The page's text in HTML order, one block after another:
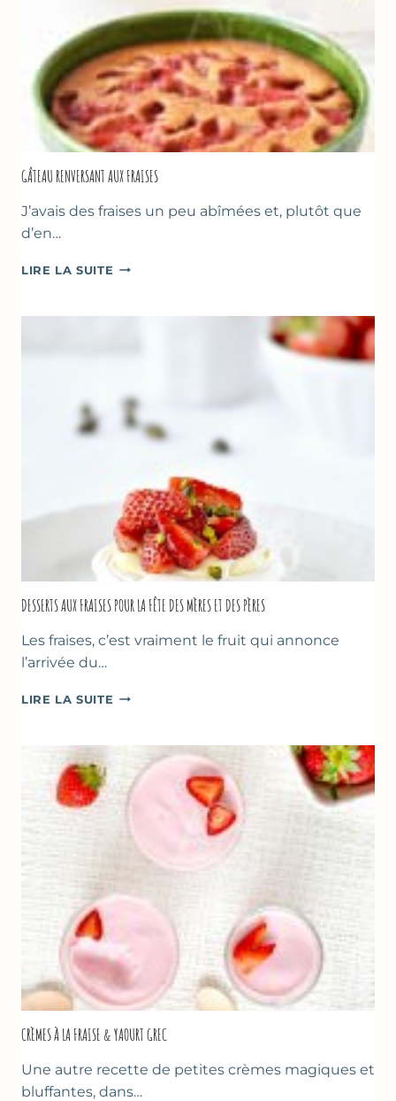
GÂTEAU RENVERSANT AUX FRAISES
J’avais des fraises un peu abîmées et, plutôt que
d’en…
LIRE LA SUITE GÂTEAU
FRAISES
DESSERTS AUX FRAISES POUR LA FÊTE DES MÈRES ET DES PÈRES
Les fraises, c’est vraiment le fruit qui annonce
l’arrivée du…
LIRE LA SUITE DESSERTS
POUR
FÊTE
DES
CRÈMES À LA FRAISE & YAOURT GREC
Une autre recette de petites crèmes magiques et
bluffantes, dans…